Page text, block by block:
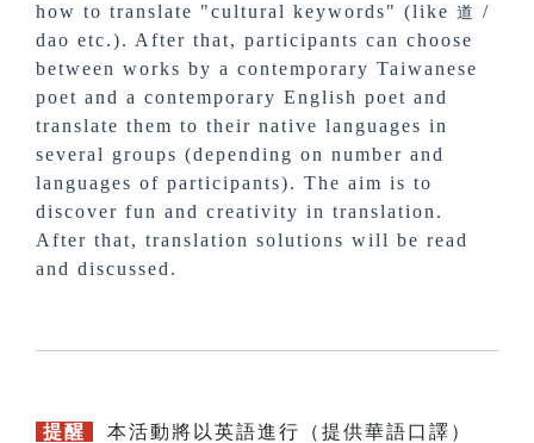
how to translate "cultural keywords" (like 道 /
dao etc.). After that, participants can choose
between works by a contemporary Taiwanese
poet and a contemporary English poet and
translate them to their native languages in
several groups (depending on number and
languages of participants). The aim is to
discover fun and creativity in translation.
After that, translation solutions will be read
and discussed.
提醒
本活動將以英語進行（提供華語口譯）